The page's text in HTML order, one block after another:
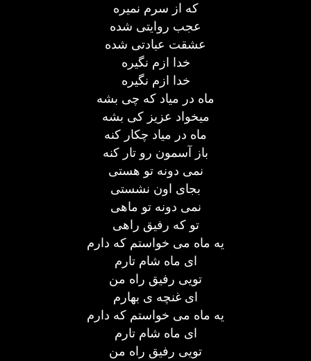
که از سرم نمیره
عجب روایتی شده
عشقت عبادتی شده
خدا ازم نگیره
خدا ازم نگیره
ماه در میاد که چی بشه
میخواد عزیز کی بشه
ماه در میاد چکار کنه
باز آسمون رو تار کنه
نمی دونه تو هستی
بجای اون نشستی
نمی دونه تو ماهی
تو که رفیق راهی
یه ماه می خواستم که دارم
ای ماه شام تارم
تویی رفیق راه من
ای غنچه ی بهارم
یه ماه می خواستم که دارم
ای ماه شام تارم
تویی رفیق راه من